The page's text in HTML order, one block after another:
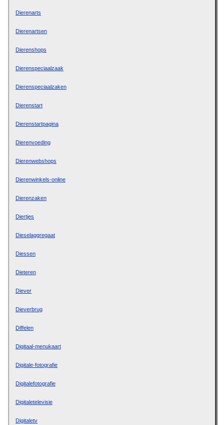
Dierenarts
Dierenartsen
Dierenshops
Dierenspeciaalzaak
Dierenspeciaalzaken
Dierenstart
Dierenstartpagina
Dierenvoeding
Dierenwebshops
Dierenwinkels-online
Dierenzaken
Diertjes
Dieselaggregaat
Diessen
Dieteren
Diever
Dieverbrug
Diffelen
Digitaal-menukaart
Digitale-fotografie
Digitalefotografie
Digitaletelevisie
Digitaletv